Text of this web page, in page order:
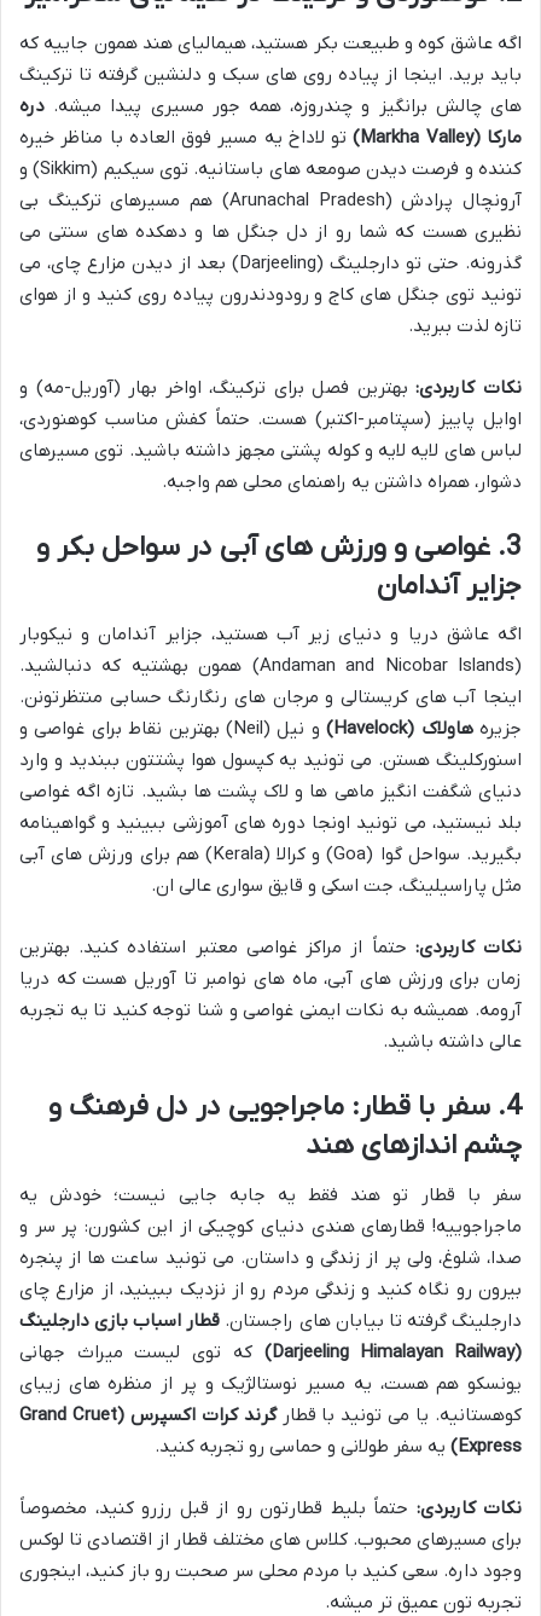
اگه عاشق کوه و طبیعت بکر هستید، هیمالیای هند همون جاییه که
باید برید. اینجا از پیاده روی های سبک و دلنشین گرفته تا ترکینگ
های چالش برانگیز و چندروزه، همه جور مسیری پیدا میشه. دره
مارکا (Markha Valley)
تو لاداخ یه مسیر فوق العاده با مناظر خیره
کننده و فرصت دیدن صومعه های باستانیه. توی سیکیم (Sikkim) و
آرونچال پرادش (Arunachal Pradesh) هم مسیرهای ترکینگ بی
نظیری هست که شما رو از دل جنگل ها و دهکده های سنتی می
گذرونه. حتی تو دارجلینگ (Darjeeling) بعد از دیدن مزارع چای، می
تونید توی جنگل های کاج و رودودندرون پیاده روی کنید و از هوای
تازه لذت ببرید.
نکات کاربردی:بهترین فصل برای ترکینگ، اواخر بهار (آوریل-مه) و
اوایل پاییز (سپتامبر-اکتبر) هست. حتماً کفش مناسب کوهنوردی،
لباس های لایه لایه و کوله پشتی مجهز داشته باشید. توی مسیرهای
دشوار، همراه داشتن یه راهنمای محلی هم واجبه.
3. غواصی و ورزش های آبی در سواحل بکر و
جزایر آندامان
اگه عاشق دریا و دنیای زیر آب هستید، جزایر آندامان و نیکوبار
(Andaman and Nicobar Islands) همون بهشتیه که دنبالشید.
اینجا آب های کریستالی و مرجان های رنگارنگ حسابی منتظرتونن.
جزیرههاولاک (Havelock)
و نیل (Neil) بهترین نقاط برای غواصی و
اسنورکلینگ هستن. می تونید یه کپسول هوا پشتتون ببندید و وارد
دنیای شگفت انگیز ماهی ها و لاک پشت ها بشید. تازه اگه غواصی
بلد نیستید، می تونید اونجا دوره های آموزشی ببینید و گواهینامه
بگیرید. سواحل گوا (Goa) و کرالا (Kerala) هم برای ورزش های آبی
مثل پاراسیلینگ، جت اسکی و قایق سواری عالی ان.
نکات کاربردی: حتماً از مراکز غواصی معتبر استفاده کنید. بهترین
زمان برای ورزش های آبی، ماه های نوامبر تا آوریل هست که دریا
آرومه. همیشه به نکات ایمنی غواصی و شنا توجه کنید تا یه تجربه
عالی داشته باشید.
4. سفر با قطار: ماجراجویی در دل فرهنگ و
چشم اندازهای هند
سفر با قطار تو هند فقط یه جابه جایی نیست؛ خودش یه
ماجراجوییه! قطارهای هندی دنیای کوچیکی از این کشورن: پر سر و
صدا، شلوغ، ولی پر از زندگی و داستان. می تونید ساعت ها از پنجره
بیرون رو نگاه کنید و زندگی مردم رو از نزدیک ببینید، از مزارع چای
دارجلینگ گرفته تا بیابان های راجستان. قطار اسباب بازی دارجلینگ
(Darjeeling Himalayan Railway)
که توی لیست میراث جهانی
یونسکو هم هست، یه مسیر نوستالژیک و پر از منظره های زیبای
کوهستانیه. یا می تونید با قطار
گرند کرات اکسپرس (Grand Cruet
Express) یه سفر طولانی و حماسی رو تجربه کنید.
نکات کاربردی: حتماً بلیط قطارتون رو از قبل رزرو کنید، مخصوصاً
برای مسیرهای محبوب. کلاس های مختلف قطار از اقتصادی تا لوکس
وجود داره. سعی کنید با مردم محلی سر صحبت رو باز کنید، اینجوری
تجربه تون عمیق تر میشه.